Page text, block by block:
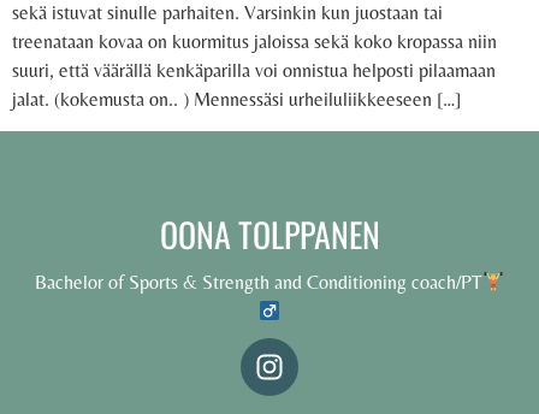
sekä istuvat sinulle parhaiten. Varsinkin kun juostaan tai
treenataan kovaa on kuormitus jaloissa sekä koko kropassa niin
suuri, että väärällä kenkäparilla voi onnistua helposti pilaamaan
jalat. (kokemusta on.. ) Mennessäsi urheiluliikkeeseen […]
OONA TOLPPANEN
Bachelor of Sports & Strength and Conditioning coach/PT